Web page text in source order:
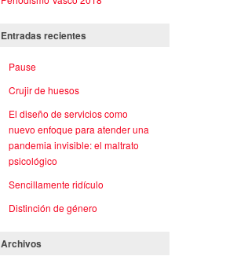
Entradas recientes
Pause
Crujir de huesos
El diseño de servicios como
nuevo enfoque para atender una
pandemia invisible: el maltrato
psicológico
Sencillamente ridículo
Distinción de género
Archivos